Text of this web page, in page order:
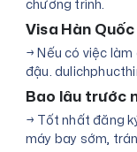
chương trình.
Visa Hàn
→ Nếu có việc
đậu.
Bao lâu trước
→ Tốt nhất đăng
máy bay sớm,